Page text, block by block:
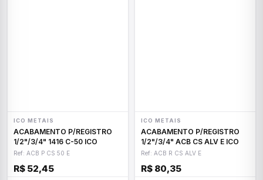
ICO METAIS
ACABAMENTO P/REGISTRO
1/2"/3/4" 1416 C-50 ICO
Ref: ACB P CS 50 E
R$ 52,45
ICO METAIS
ACABAMENTO P/REGISTRO
1/2"/3/4" ACB CS ALV E ICO
Ref: ACB R CS ALV E
R$ 80,35